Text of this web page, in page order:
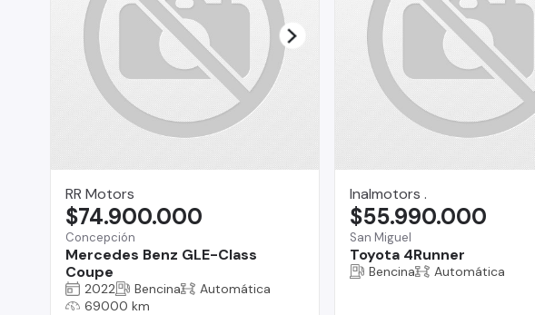
RR Motors
Concepción
Mercedes Benz GLE-Class
Coupe
$74.900.000
2022 Bencina
Automática
69000 km
Inalmotors .
San Miguel
Toyota 4Runner
$55.990.000
Bencina Automática